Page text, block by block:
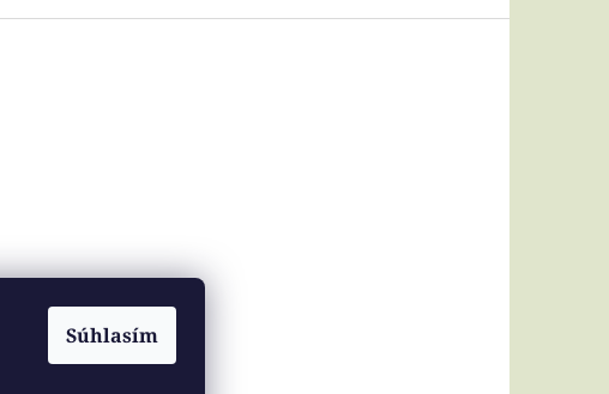
Súhlasím